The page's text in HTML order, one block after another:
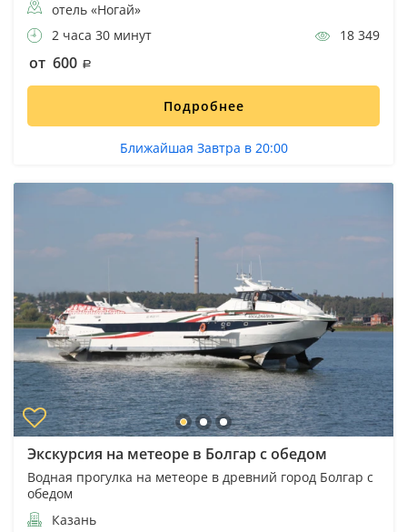
отель «Ногай»
2 часа 30 минут
18 349
от 600
Подробнее
Ближайшая Завтра в 20:00
Экскурсия на метеоре в Болгар с обедом
Водная прогулка на метеоре в древний город Болгар с
обедом
Казань